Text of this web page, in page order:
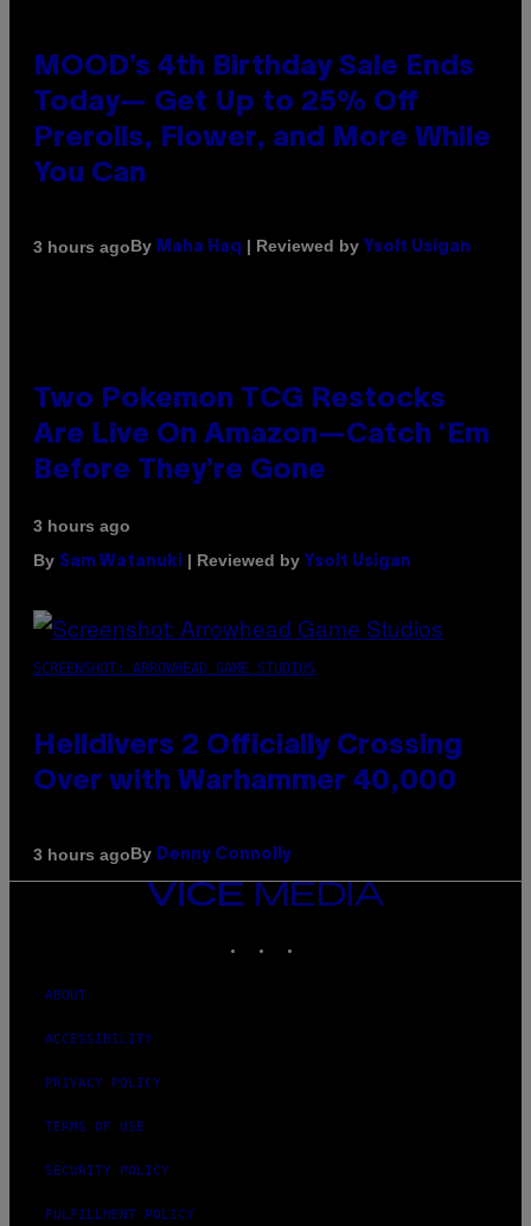
MOOD’s 4th Birthday Sale Ends
Today— Get Up to 25% Off
Prerolls, Flower, and More While
You Can
3 hours agoBy Maha Haq | Reviewed by Ysolt Usigan
Two Pokemon TCG Restocks
Are Live On Amazon—Catch ‘Em
Before They’re Gone
3 hours ago
By Sam Watanuki | Reviewed by Ysolt Usigan
SCREENSHOT: ARROWHEAD GAME STUDIOS
Helldivers 2 Officially Crossing
Over with Warhammer 40,000
3 hours agoBy Denny Connolly
VICE
ABOUT
ACCESSIBILITY
PRIVACY POLICY
TERMS OF USE
SECURITY POLICY
FULFILLMENT POLICY